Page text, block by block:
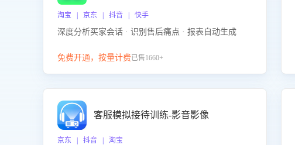
淘宝 | 京东 | 抖音 | 快手
深度分析买家会话 · 识别售后痛点 · 报表自动生成
免费开通，按量计费已售1660+
客服模拟接待训练-影音影像
京东 | 抖音 | 淘宝